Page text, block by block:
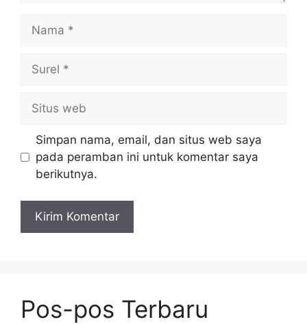
Nama
Surel
Situs
web
Simpan nama, email, dan situs web saya
pada peramban ini untuk komentar saya
berikutnya.
Pos-pos Terbaru